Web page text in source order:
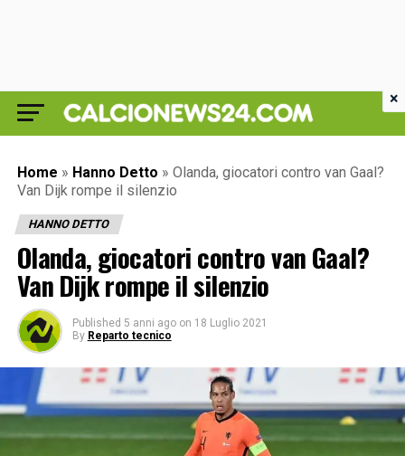
Home » Hanno Detto » Olanda, giocatori contro van Gaal?
Van Dijk rompe il silenzio
HANNO DETTO
Olanda, giocatori contro van Gaal?
Van Dijk rompe il silenzio
Published 5 anni ago on 18 Luglio 2021
By Reparto tecnico
×